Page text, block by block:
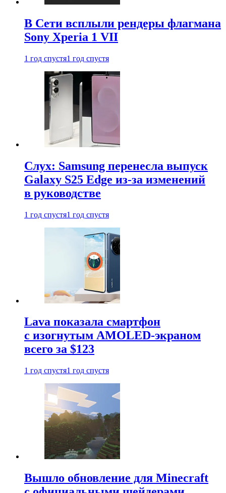
В Сети всплыли рендеры флагмана
Sony Xperia 1 VII
1 год спустя1 год спустя
Слух: Samsung перенесла выпуск
Galaxy S25 Edge из-за изменений
в руководстве
1 год спустя1 год спустя
Lava показала смартфон
с изогнутым AMOLED-экраном
всего за $123
1 год спустя1 год спустя
Вышло обновление для Minecraft